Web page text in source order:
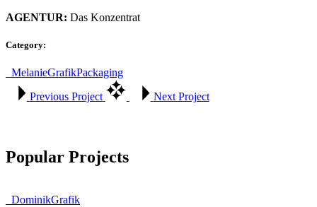
AGENTUR: Das Konzentrat
Category:
_MelanieGrafikPackaging
Previous Project Next Project
Popular Projects
_DominikGrafik